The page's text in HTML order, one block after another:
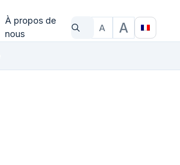
À propos de
nous
Qu'est-ce que tu cherches?
Taille du texte
A A